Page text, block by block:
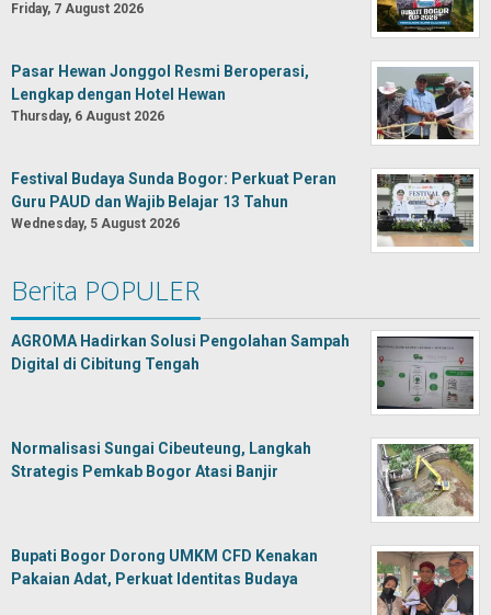
Friday, 7 August 2026
Pasar Hewan Jonggol Resmi Beroperasi,
Lengkap dengan Hotel Hewan
Thursday, 6 August 2026
Festival Budaya Sunda Bogor: Perkuat Peran
Guru PAUD dan Wajib Belajar 13 Tahun
Wednesday, 5 August 2026
Berita POPULER
AGROMA Hadirkan Solusi Pengolahan Sampah
Digital di Cibitung Tengah
Normalisasi Sungai Cibeuteung, Langkah
Strategis Pemkab Bogor Atasi Banjir
Bupati Bogor Dorong UMKM CFD Kenakan
Pakaian Adat, Perkuat Identitas Budaya